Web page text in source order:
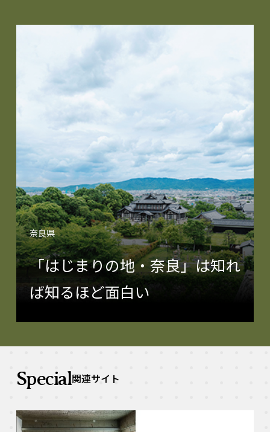
奈良県
「はじまりの地・奈良」は知れ
ば知るほど面白い
Special関連サイト